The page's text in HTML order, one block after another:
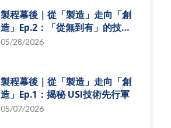
製程幕後｜從「製造」走向「創
造」Ep.2：「從無到有」的技術
革新
05/28/2026
製程幕後｜從「製造」走向「創
造」Ep.1：揭秘 USI技術先行軍
05/07/2026